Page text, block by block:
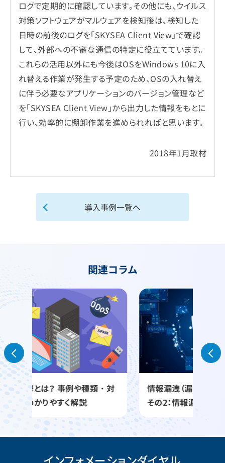
ログで定期的に確認しています。その他にも、ウイルス
対策ソフトウェアがマルウェアを検知後は、検知した
日時の前後のログを「SKYSEA Client View」で確認
して、外部への不審な通信の特定に役立てています。
これらの活用以外にも今後はOSをWindows 10に入
れ替える作業が発生する予定のため、OSの入れ替え
に伴う必要なアプリケーションのバージョン管理など
を「SKYSEA Client View」から出力した情報をもとに
行い、効率的に棚卸作業を進められればと思います。
2018年1月取材
導入事例一覧へ
関連コラム
情報漏洩（漏えい）対策への足がかり
その2：情報漏洩の原因を知る